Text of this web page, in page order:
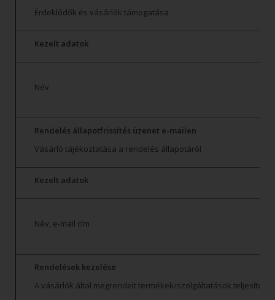
Érdeklődők és vásárlók támogatása
Kezelt adatok
Név
Rendelés állapotfrissítés üzenet e-mailen
Vásárló tájékoztatása a rendelés állapotáról
Kezelt adatok
Név, e-mail cím
Rendelések kezelése
A vásárlók által megrendelt termékek/szolgáltatások teljesítése